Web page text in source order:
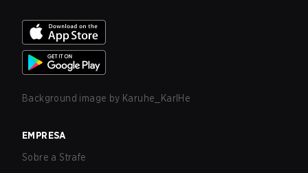
Background image by Karuhe_KarlHe
EMPRESA
Sobre a Strafe